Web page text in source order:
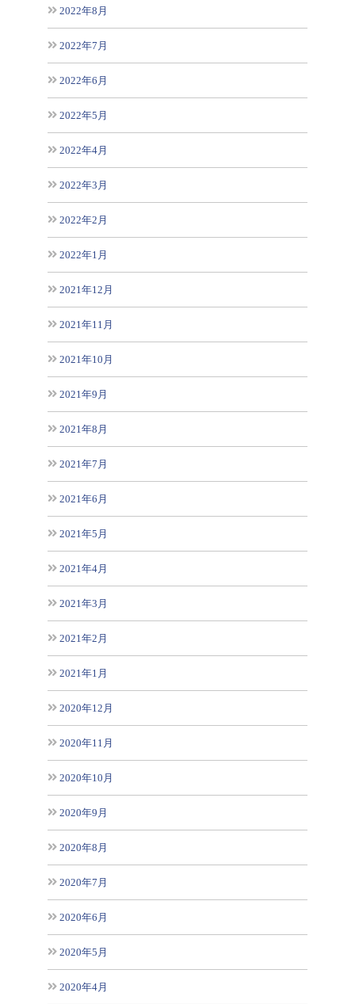
2022年8月
2022年7月
2022年6月
2022年5月
2022年4月
2022年3月
2022年2月
2022年1月
2021年12月
2021年11月
2021年10月
2021年9月
2021年8月
2021年7月
2021年6月
2021年5月
2021年4月
2021年3月
2021年2月
2021年1月
2020年12月
2020年11月
2020年10月
2020年9月
2020年8月
2020年7月
2020年6月
2020年5月
2020年4月